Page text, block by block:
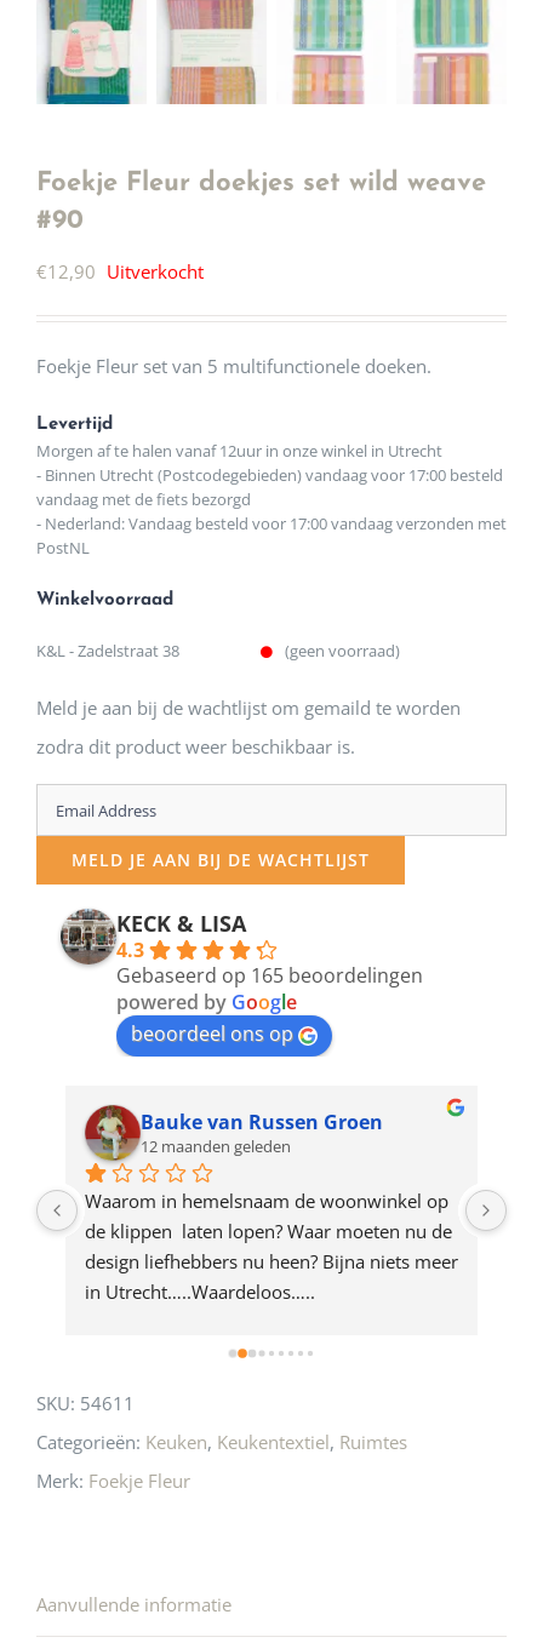
Foekje Fleur doekjes set wild weave
#90
€12,90 Uitverkocht
Foekje Fleur set van 5 multifunctionele doeken.
Levertijd
Morgen af te halen vanaf 12uur in onze winkel in Utrecht
- Binnen Utrecht (Postcodegebieden) vandaag voor 17:00 besteld
vandaag met de fiets bezorgd
- Nederland: Vandaag besteld voor 17:00 vandaag verzonden met
PostNL
Winkelvoorraad
K&L - Zadelstraat 38 (geen voorraad)
Meld je aan bij de wachtlijst om gemaild te worden
zodra dit product weer beschikbaar is.
Enter
your
email
address
product
MELD JE AAN BIJ DE WACHTLIJST
KECK & LISA
4.3
Gebaseerd op 165 beoordelingen
powered by Google
beoordeel ons op
Bauke van Russen Groen
12 maanden geleden
Waarom in hemelsnaam de woonwinkel op
de klippen  laten lopen? Waar moeten nu de
design liefhebbers nu heen? Bijna niets meer
in Utrecht…..Waardeloos…..
SKU: 54611
Categorieën: Keuken, Keukentextiel, Ruimtes
Merk: Foekje Fleur
Aanvullende informatie